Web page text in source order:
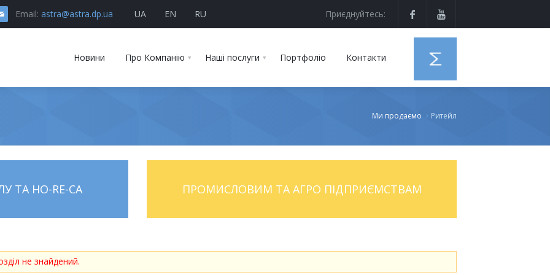
Email: astra@astra.dp.ua UA EN RU Приєднуйтесь:
Новини Про Компанію Наші послуги Портфоліо Контакти
Ми продаємо Ритейл
ТА HO-RE-CA ПРОМИСЛОВИМ ТА АГРО ПІДПРИЄМСТВАМ
не знайдений.